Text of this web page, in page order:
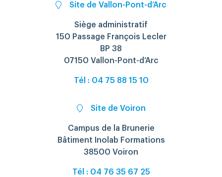
Site de Vallon-Pont-d’Arc
Siège administratif
150 Passage François Lecler
BP 38
07150 Vallon-Pont-d’Arc
Tél : 04 75 88 15 10
Site de Voiron
Campus de la Brunerie
Bâtiment Inolab Formations
38500 Voiron
Tél : 04 76 35 67 25